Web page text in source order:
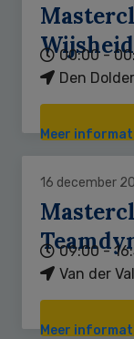
Wijsheid
00:00 -
Den Dolder
Meer
16 december
09:00 -
Van der
Meer